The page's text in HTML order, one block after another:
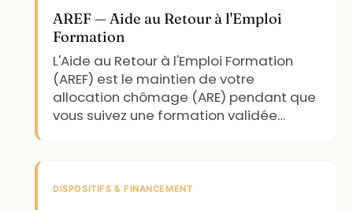
AREF — Aide au Retour à l'Emploi
Formation
L'Aide au Retour à l'Emploi Formation
(AREF) est le maintien de votre
allocation chômage (ARE) pendant que
vous suivez une formation validée…
DISPOSITIFS & FINANCEMENT